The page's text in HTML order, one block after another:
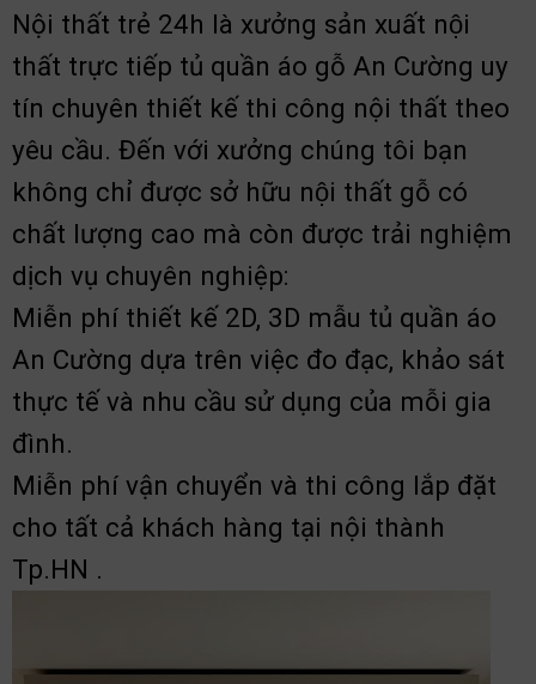
Nội thất trẻ 24h là xưởng sản xuất nội
thất trực tiếp tủ quần áo gỗ An Cường uy
tín chuyên thiết kế thi công nội thất theo
yêu cầu. Đến với xưởng chúng tôi bạn
không chỉ được sở hữu nội thất gỗ có
chất lượng cao mà còn được trải nghiệm
dịch vụ chuyên nghiệp:
Miễn phí thiết kế 2D, 3D mẫu tủ quần áo
An Cường dựa trên việc đo đạc, khảo sát
thực tế và nhu cầu sử dụng của mỗi gia
đình.
Miễn phí vận chuyển và thi công lắp đặt
cho tất cả khách hàng tại nội thành
Tp.HN .